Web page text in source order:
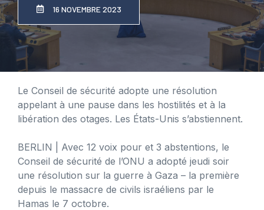
16 NOVEMBRE 2023
Le Conseil de sécurité adopte une résolution
appelant à une pause dans les hostilités et à la
libération des otages. Les États-Unis s’abstiennent.
BERLIN | Avec 12 voix pour et 3 abstentions, le
Conseil de sécurité de l’ONU a adopté jeudi soir
une résolution sur la guerre à Gaza – la première
depuis le massacre de civils israéliens par le
Hamas le 7 octobre.